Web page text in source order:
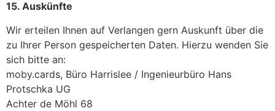
15. Auskünfte
Wir erteilen Ihnen auf Verlangen gern Auskunft über die
zu Ihrer Person gespeicherten Daten. Hierzu wenden Sie
sich bitte an:
moby.cards, Büro Harrislee / Ingenieurbüro Hans
Protschka UG
Achter de Möhl 68